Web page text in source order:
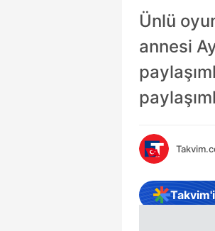
Ünlü
annesi